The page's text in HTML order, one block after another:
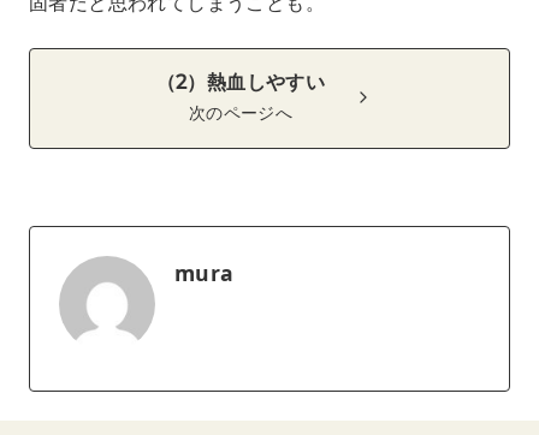
（2）熱血しやすい
次のページへ
mura